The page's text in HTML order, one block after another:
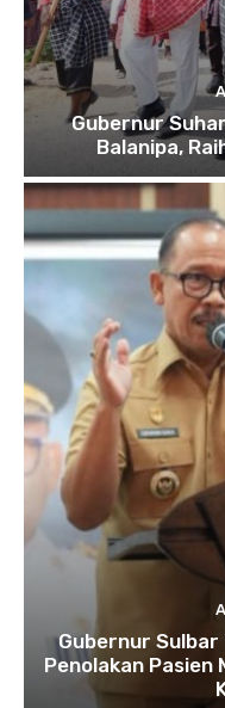
Gubernur
Balanipa,
Gubernur Sulbar
Penolakan Pasien